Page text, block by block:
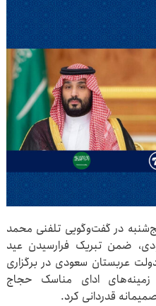
در گفت‌وگویی تلفنی محمد
ضمن تبریک فرارسیدن عید
عربستان سعودی در برگزاری
ادای مناسک حجاج
صمیمانه قدردانی کرد.